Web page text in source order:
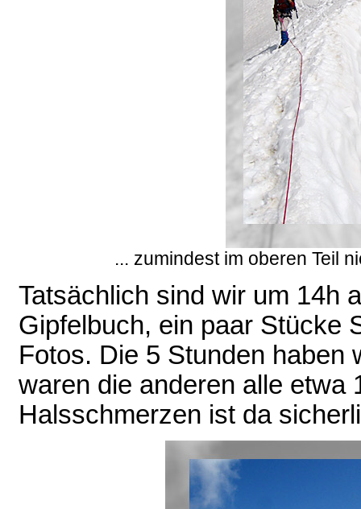
... zumindest im oberen Teil
Tatsächlich sind wir um 14h
Gipfelbuch, ein paar Stücke
Fotos. Die 5 Stunden haben
waren die anderen alle etwa
Halsschmerzen ist da